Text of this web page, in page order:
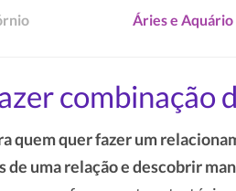
Áries e Aquário
combinação
quem quer fazer um
de uma relação e descobrir